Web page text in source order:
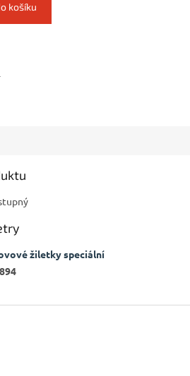
košíku
žiletky speciální